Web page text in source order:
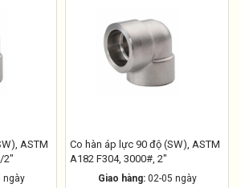
ASTM
2"
ngày
Co hàn áp lực 90 độ (SW), ASTM
A182 F304, 3000#, 2"
Giao hàng: 02-05 ngày